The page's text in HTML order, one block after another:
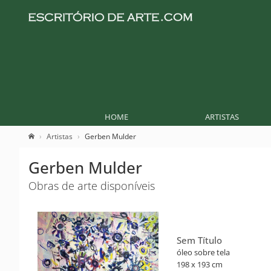
HOME ARTISTAS
Artistas Gerben Mulder
Gerben Mulder
Obras de arte disponíveis
Sem Título
óleo sobre tela
198 x 193 cm